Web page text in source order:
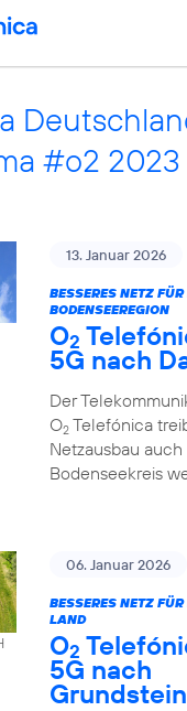
#o2 2023
13. Januar 2026
BESSERES NETZ FÜR
BODENSEEREGION
O2
5G nach
Der
O2Telefónica
Netzausbau auch
Bodenseekreis
06. Januar 2026
BESSERES NETZ
LAND
O2
5G nach